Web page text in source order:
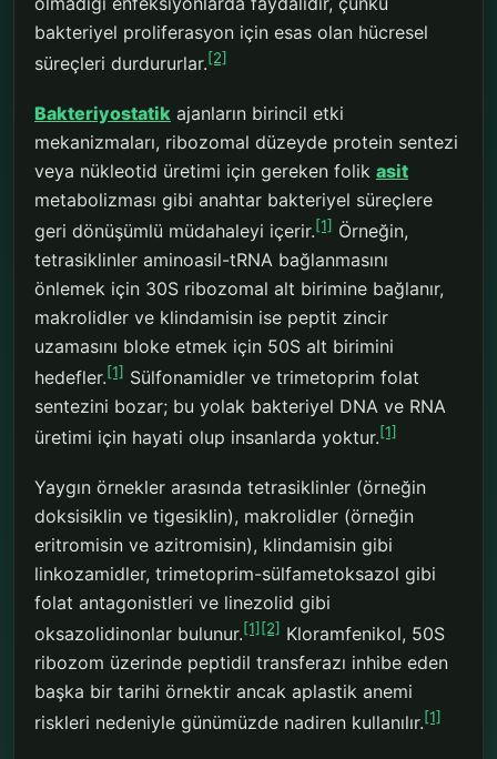
bakteriyel proliferasyon için esas olan hücresel
süreçleri durdururlar.[2]
Bakteriyostatik ajanların birincil etki
mekanizmaları, ribozomal düzeyde protein sentezi
veya nükleotid üretimi için gereken folik asit
metabolizması gibi anahtar bakteriyel süreçlere
geri dönüşümlü müdahaleyi içerir.[1] Örneğin,
tetrasiklinler aminoasil-tRNA bağlanmasını
önlemek için 30S ribozomal alt birimine bağlanır,
makrolidler ve klindamisin ise peptit zincir
uzamasını bloke etmek için 50S alt birimini
hedefler.[1] Sülfonamidler ve trimetoprim folat
sentezini bozar; bu yolak bakteriyel DNA ve RNA
üretimi için hayati olup insanlarda yoktur.[1]
Yaygın örnekler arasında tetrasiklinler (örneğin
doksisiklin ve tigesiklin), makrolidler (örneğin
eritromisin ve azitromisin), klindamisin gibi
linkozamidler, trimetoprim-sülfametoksazol gibi
folat antagonistleri ve linezolid gibi
oksazolidinonlar bulunur.[1] [2] Kloramfenikol, 50S
ribozom üzerinde peptidil transferazı inhibe eden
başka bir tarihi örnektir ancak aplastik anemi
riskleri nedeniyle günümüzde nadiren kullanılır.[1]